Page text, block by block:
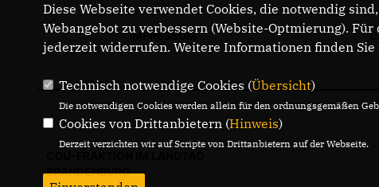
IMPRESSUM
BRANDENBURG
Diese Webseite verwendet Cookies, die notwendig
Webangebot zu verbessern (Website-Optmierung).
jederzeit widerrufen. Weitere Informationen finden
Technisch notwendige Cookies (Übersicht)
Die notwendigen Cookies werden allein für den ordnungsgemäßen
Cookies von Drittanbietern (Hinweis)
Derzeit verzichten wir auf Scripte von Drittanbietern auf der Webseite.